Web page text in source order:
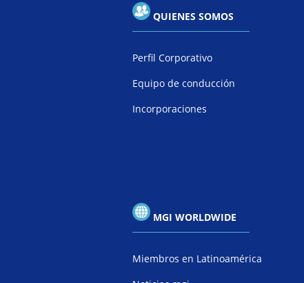
QUIENES SOMOS
Perfil Corporativo
Equipo de conducción
Incorporaciones
MGI WORLDWIDE
Miembros en Latinoamérica